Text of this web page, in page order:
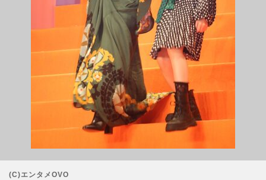
(C)エンタメOVO